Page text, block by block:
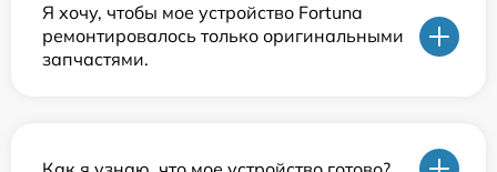
Я хочу, чтобы мое устройство Fortuna
ремонтировалось только оригинальными
запчастями.